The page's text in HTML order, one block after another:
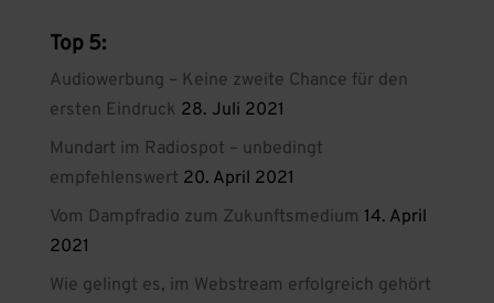
Top 5:
Audiowerbung – Keine zweite Chance für den
ersten Eindruck 28. Juli 2021
Mundart im Radiospot – unbedingt
empfehlenswert 20. April 2021
Vom Dampfradio zum Zukunftsmedium 14. April
2021
Wie gelingt es, im Webstream erfolgreich gehört